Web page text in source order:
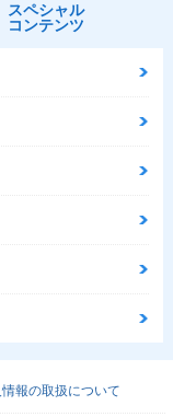
スペシャル
コンテンツ
報の取扱について